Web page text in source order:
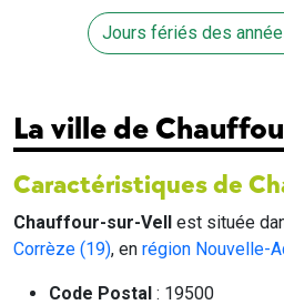
Jours fériés des
La ville de
Caractéristiques de
Chauffour-sur-Vell est située
Corrèze (19), en région Nouvelle-
Code Postal : 19500